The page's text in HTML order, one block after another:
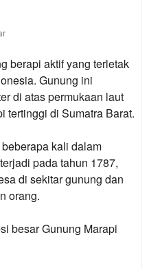
berapi aktif yang terletak
Gunung ini
di atas permukaan laut
tertinggi di Sumatra Barat.
kali dalam
pada tahun 1787,
di sekitar gunung dan
orang.
besar Gunung Marapi